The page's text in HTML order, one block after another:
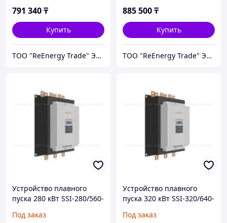
791 340₸
Купить
ТОО "ReEnergy Trade" Энергоэффективные технологии и оборудование
885 500₸
Купить
ТОО "ReEnergy Trade" Энергоэффективные технологии и оборудование
Устройство плавного
пуска 280 кВт SSI-280/560-
Под заказ
Устройство плавного
пуска 320 кВт SSI-320/640-
Под заказ